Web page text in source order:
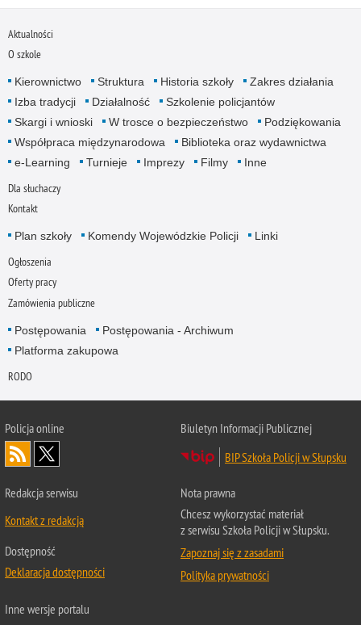
Aktualności
O szkole
Kierownictwo Struktura Historia szkoły
Zakres działania
Izba tradycji
Działalność
Szkolenie policjantów
Skargi i wnioski
W trosce o bezpieczeństwo
Podziękowania
Współpraca międzynarodowa
Biblioteka oraz wydawnictwa
e-Learning
Turnieje Imprezy Filmy Inne
Dla słuchaczy
Kontakt
Plan szkoły Komendy Wojewódzkie Policji Linki
Ogłoszenia
Oferty pracy
Zamówienia publiczne
Postępowania
Postępowania - Archiwum
Platforma zakupowa
RODO
Policja online
Biuletyn Informacji Publicznej
BIP Szkoła Policji w Słupsku
Redakcja serwisu
Kontakt z redakcją
Dostępność
Deklaracja dostępności
Nota prawna
Chcesz wykorzystać materiał
z serwisu Szkoła Policji w Słupsku.
Zapoznaj się z zasadami
Polityka prywatności
Inne wersje portalu